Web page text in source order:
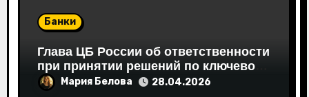
м
Банки
Глава ЦБ России об ответственности
при принятии решений по ключевой
ставкеМария Белова 28.04.2026